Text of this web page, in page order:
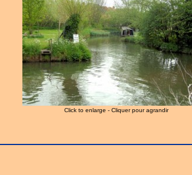
Click to enlarge - Cliquer pour agrandir